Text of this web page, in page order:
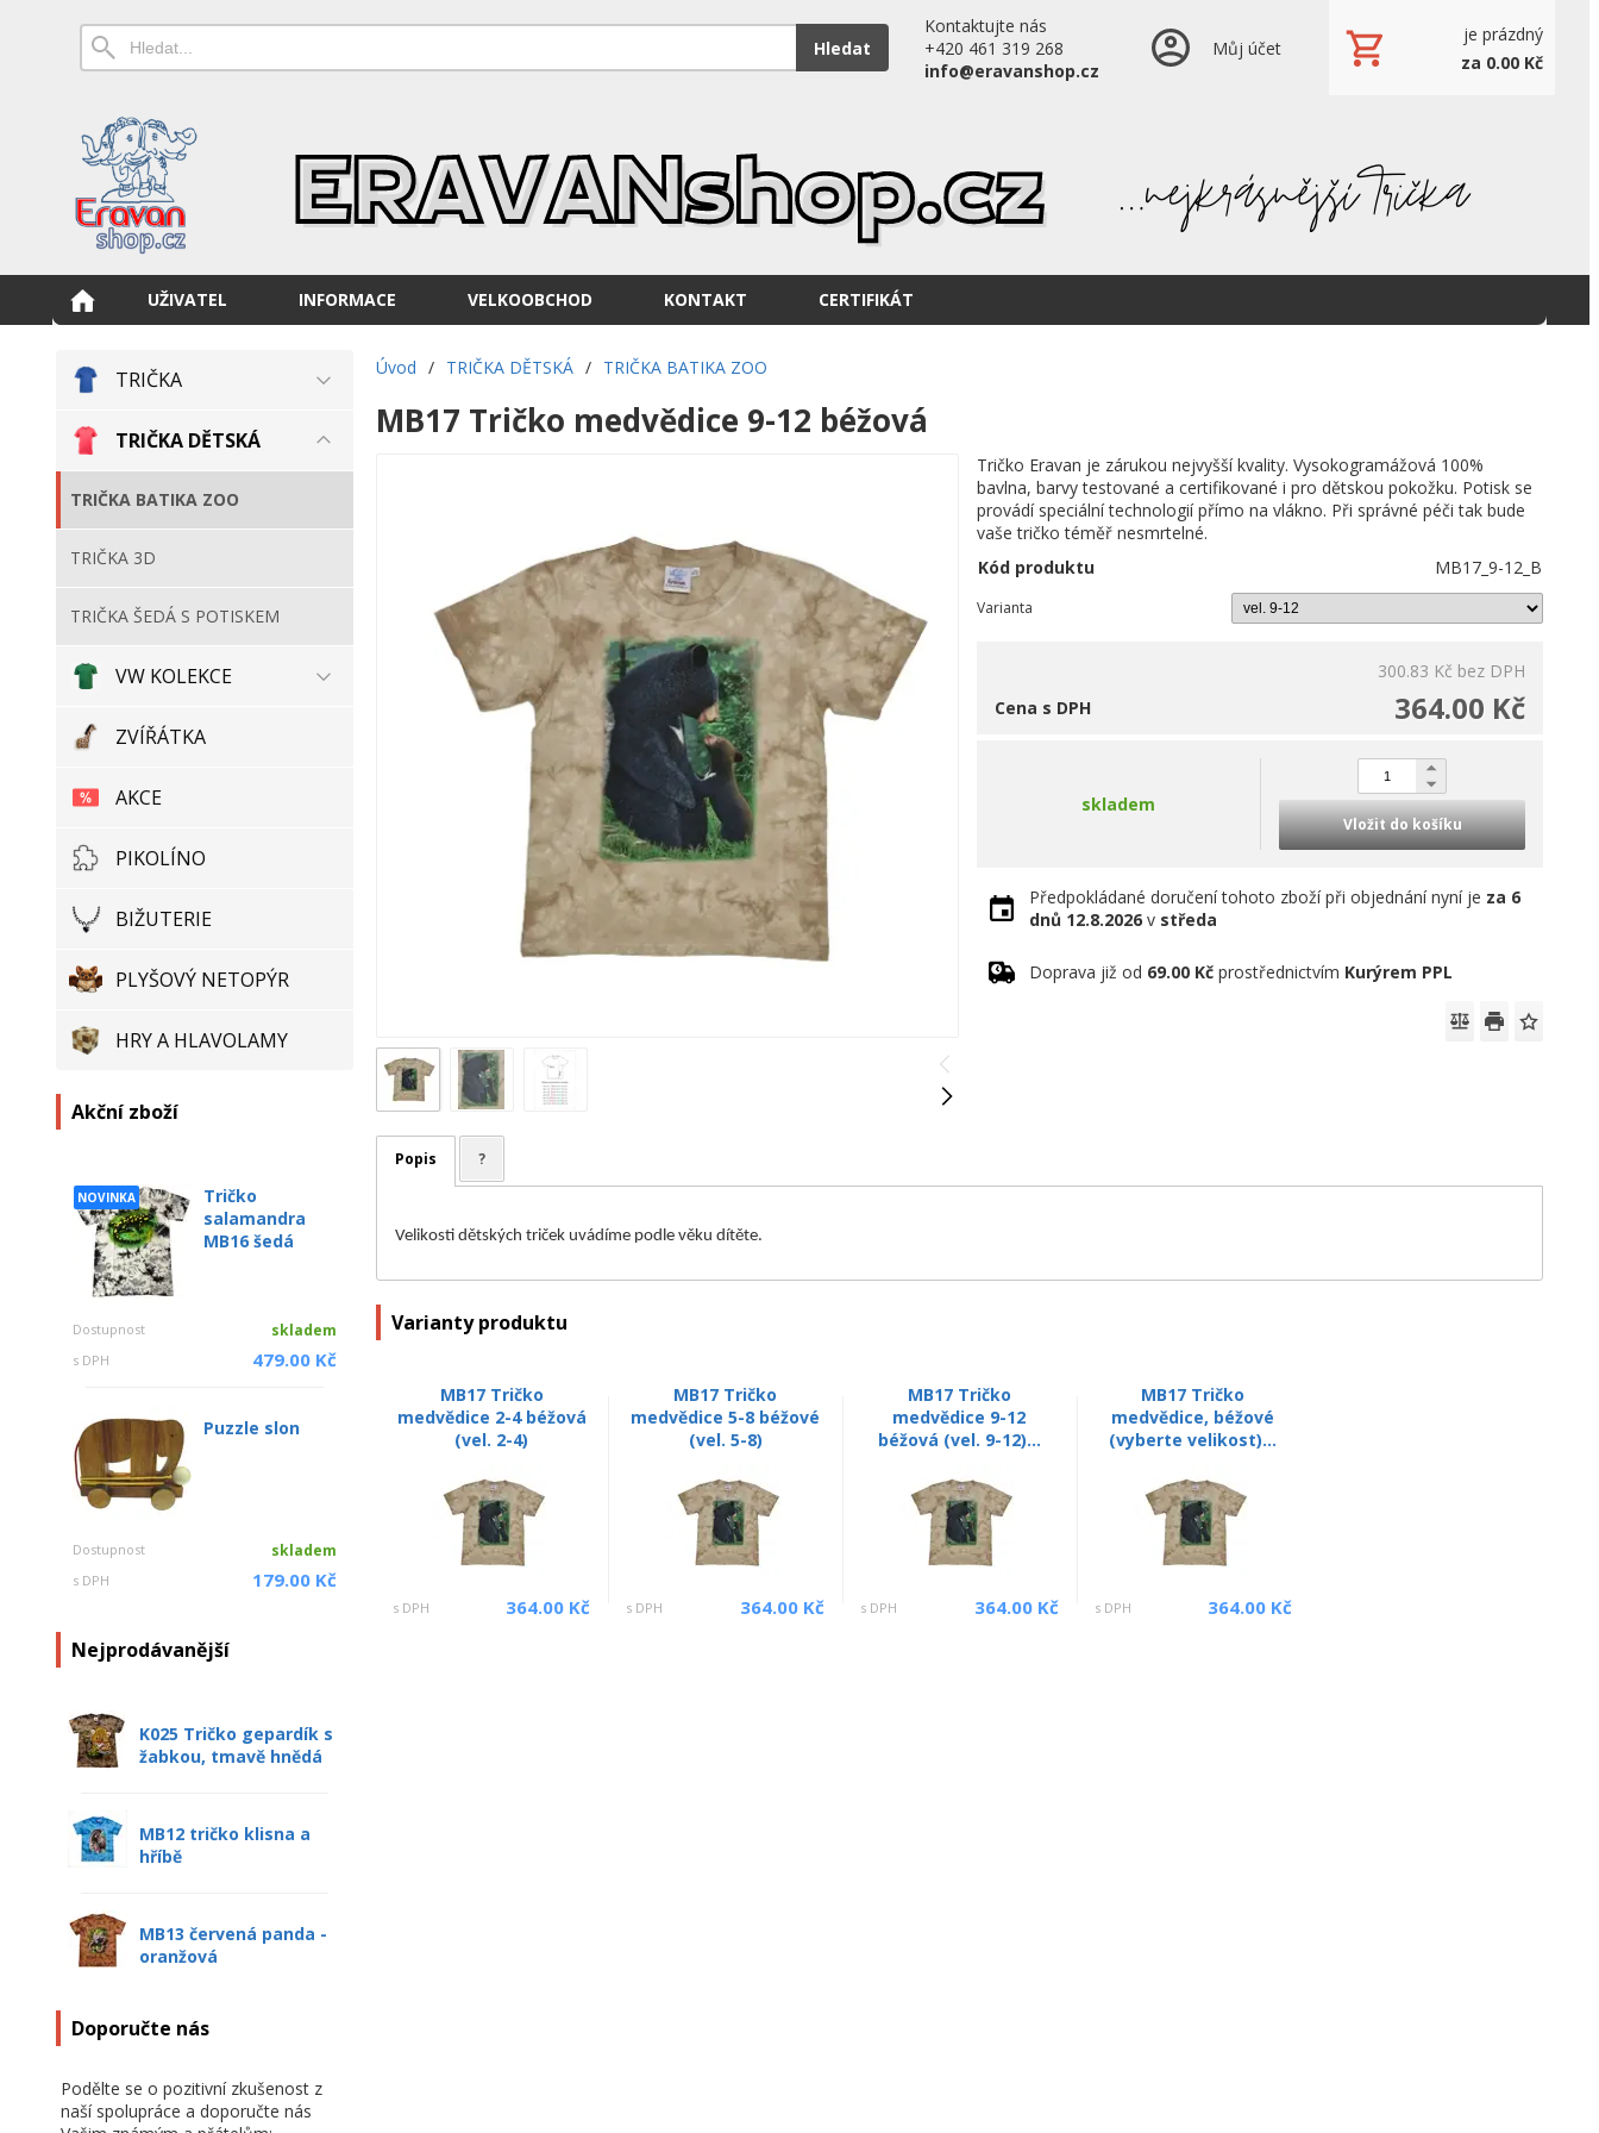
Hledat
Kontaktujte nás
+420 461 319 268
info@eravanshop.cz
Můj účet
je prázdný
za 0.00 Kč
UŽIVATEL INFORMACE VELKOOBCHOD KONTAKT CERTIFIKÁT
TRIČKA
TRIČKA DĚTSKÁ
TRIČKA BATIKA ZOO
TRIČKA 3D
TRIČKA ŠEDÁ S POTISKEM
VW KOLEKCE
ZVÍŘÁTKA
AKCE
PIKOLÍNO
BIŽUTERIE
PLYŠOVÝ NETOPÝR
HRY A HLAVOLAMY
Akční zboží
NOVINKA
Tričko
salamandra
MB16 šedá
Dostupnost skladem
s DPH 479.00 Kč
Puzzle slon
Dostupnost skladem
s DPH 179.00 Kč
Nejprodávanější
K025 Tričko gepardík s
žabkou, tmavě hnědá
MB12 tričko klisna a
hříbě
MB13 červená panda -
oranžová
Doporučte nás
Podělte se o pozitivní zkušenost z
naší spolupráce a doporučte nás
Úvod / TRIČKA DĚTSKÁ / TRIČKA BATIKA ZOO
MB17 Tričko medvědice 9-12 béžová
Tričko Eravan je zárukou nejvyšší kvality. Vysokogramážová 100%
bavlna, barvy testované a certifikované i pro dětskou pokožku. Potisk se
provádí speciální technologií přímo na vlákno. Při správné péči tak bude
vaše tričko téměř nesmrtelné.
Kód produktu
MB17_9-12_B
Varianta
300.83 Kč bez DPH
364.00 Kč
Cena s DPH
skladem
Vložit do košíku
Předpokládané doručení tohoto zboží při objednání nyní je za 6
dnů 12.8.2026 v středa
Doprava již od 69.00 Kč prostřednictvím Kurýrem PPL
Popis ?
Velikosti dětských triček uvádíme podle věku dítěte.
Varianty produktu
MB17 Tričko
medvědice 2-4 béžová
(vel. 2-4)
s DPH 364.00 Kč
MB17 Tričko
medvědice 5-8 béžové
(vel. 5-8)
s DPH 364.00 Kč
MB17 Tričko
medvědice 9-12
béžová (vel. 9-12)...
s DPH 364.00 Kč
MB17 Tričko
medvědice, béžové
(vyberte velikost)...
s DPH 364.00 Kč